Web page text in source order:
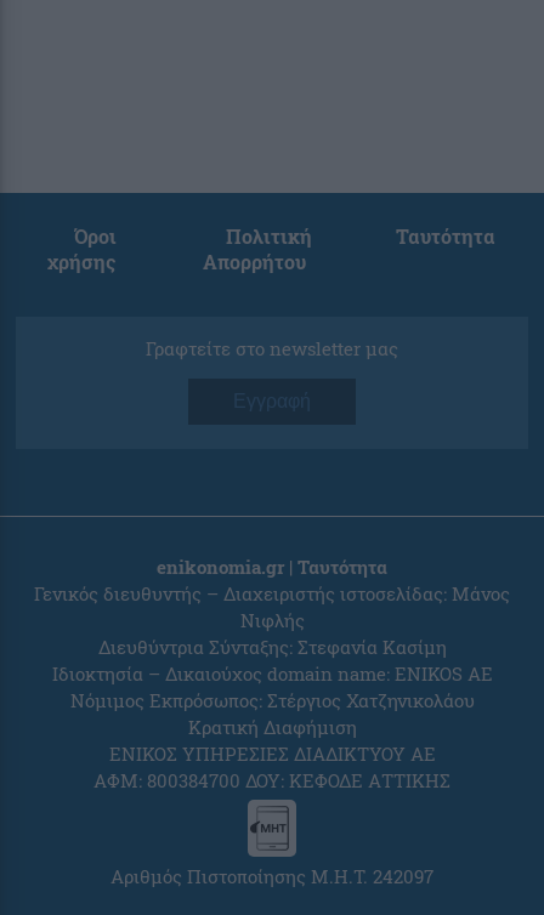
Όροι
χρήσης
Πολιτική
Απορρήτου
Ταυτότητα
Γραφτείτε στο newsletter μας
Εγγραφή
enikonomia.gr | Ταυτότητα
Γενικός διευθυντής – Διαχειριστής ιστοσελίδας: Μάνος
Νιφλής
Διευθύντρια Σύνταξης: Στεφανία Κασίμη
Ιδιοκτησία – Δικαιούχος domain name: ENIKOS AE
Νόμιμος Εκπρόσωπος: Στέργιος Χατζηνικολάου
Κρατική Διαφήμιση
ΕΝΙΚΟΣ ΥΠΗΡΕΣΙΕΣ ΔΙΑΔΙΚΤΥΟΥ ΑΕ
ΑΦΜ: 800384700 ΔΟΥ: ΚΕΦΟΔΕ ΑΤΤΙΚΗΣ
Αριθμός Πιστοποίησης Μ.Η.Τ. 242097